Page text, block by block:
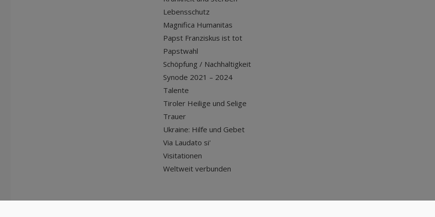
Lebensschutz
Magnifica Humanitas
Papst Franziskus ist tot
Papstwahl
Schöpfung / Nachhaltigkeit
Synode 2021 – 2024
Talente
Tiroler Heilige und Selige
Trauer
Ukraine: Hilfe und Gebet
Via Laudato si'
Visitationen
Weltweit verbunden